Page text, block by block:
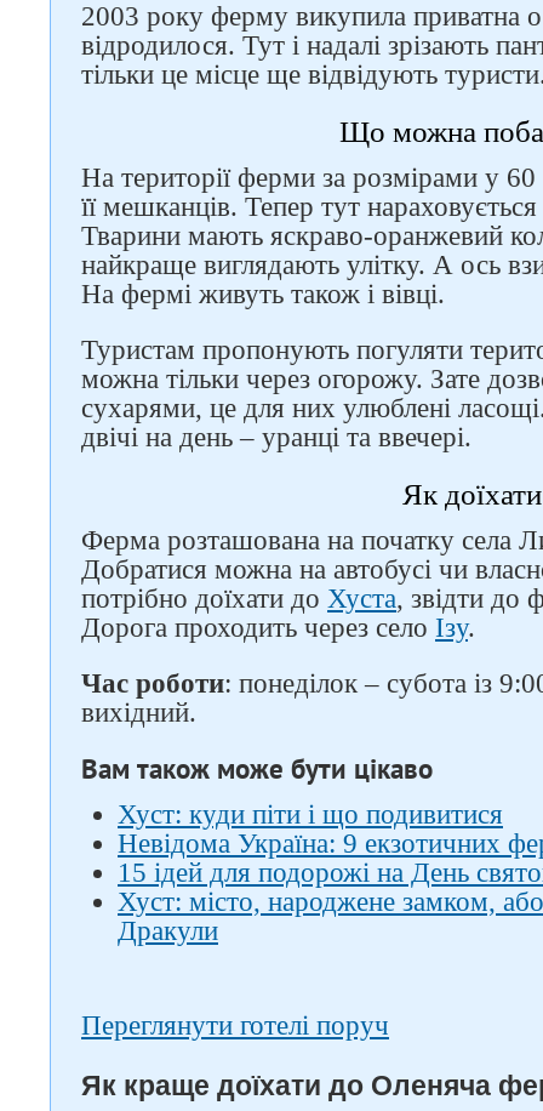
2003 року ферму викупила приватна
відродилося. Тут і надалі зрізають
тільки це місце ще відвідують
Що можна
На території ферми за розмірами у
її мешканців. Тепер тут
Тварини мають яскраво-оранжевий
найкраще виглядають улітку. А ось
На фермі живуть також і вівці.
Туристам пропонують погуляти
можна тільки через огорожу. Зате
сухарями, це для них улюблені
двічі на день – уранці та ввечері.
Як доїхати
Ферма розташована на початку села
Добратися можна на автобусі чи
потрібно доїхати до Хуста, звідти до
Дорога проходить через село Ізу.
Час роботи: понеділок – субота із
вихідний.
Вам також може бути цікаво
Хуст: куди піти і що подивитися
Невідома Україна: 9 екзотичних
15 ідей для подорожі на День
Хуст: місто, народжене замком,
Дракули
Переглянути готелі поруч
Як краще доїхати до Оленяча
соцмережах